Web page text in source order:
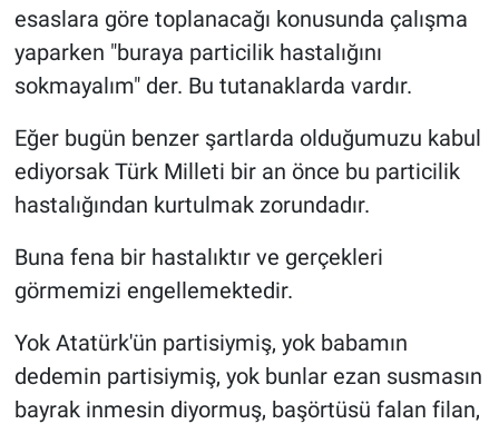
esaslara göre toplanacağı konusunda çalışma
yaparken "buraya particilik hastalığını
sokmayalım" der. Bu tutanaklarda vardır.
Eğer bugün benzer şartlarda olduğumuzu kabul
ediyorsak Türk Milleti bir an önce bu particilik
hastalığından kurtulmak zorundadır.
Buna fena bir hastalıktır ve gerçekleri
görmemizi engellemektedir.
Yok Atatürk'ün partisiymiş, yok babamın
dedemin partisiymiş, yok bunlar ezan susmasın
bayrak inmesin diyormuş, başörtüsü falan filan,